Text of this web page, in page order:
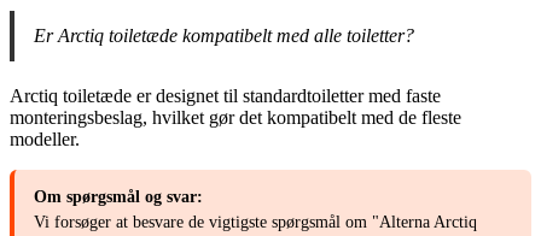
Er Arctiq toiletæde kompatibelt med alle toiletter?
Arctiq toiletæde er designet til standardtoiletter med faste
monteringsbeslag, hvilket gør det kompatibelt med de fleste
modeller.
Om spørgsmål og svar:
Vi forsøger at besvare de vigtigste spørgsmål om "Alterna Arctiq